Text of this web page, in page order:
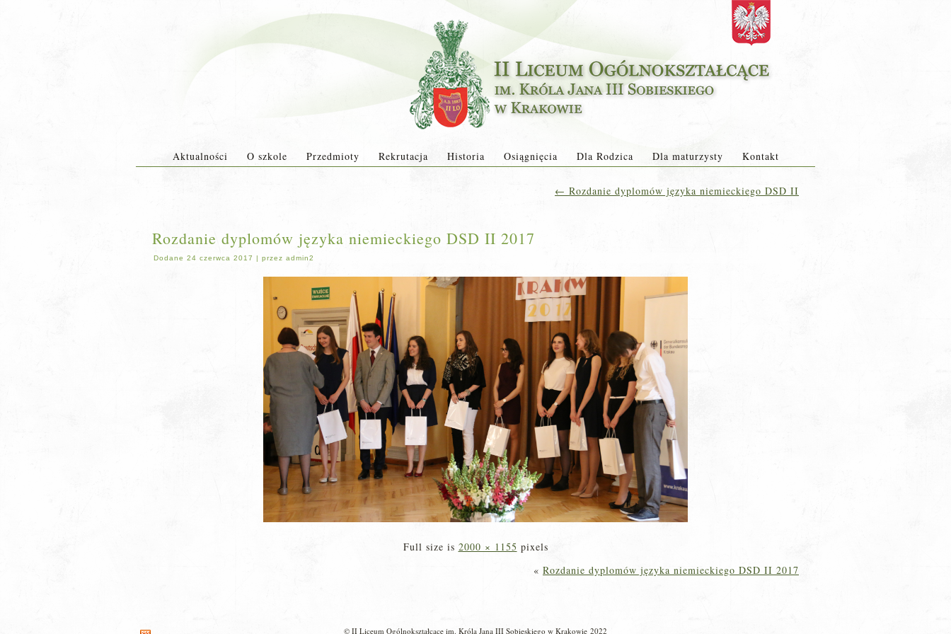
Aktualności O szkole Przedmioty Rekrutacja Historia Osiągnięcia Dla Rodzica Dla maturzysty Kontakt
← Rozdanie dyplomów języka niemieckiego DSD II
Rozdanie dyplomów języka niemieckiego DSD II 2017
Dodane 24 czerwca 2017 | przez admin2
Full size is 2000 × 1155 pixels
« Rozdanie dyplomów języka niemieckiego DSD II 2017
© II Liceum Ogólnokształcące im. Króla Jana III Sobieskiego w Krakowie 2022